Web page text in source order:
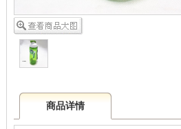
商品详情